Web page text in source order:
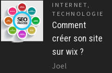
INTERNET,
TECHNOLOGIE
Comment
créer son site
sur wix ?
Joel